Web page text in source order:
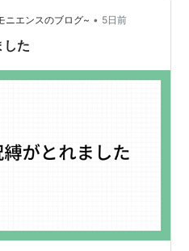
ニエンスのブログ~ • 5日前
した